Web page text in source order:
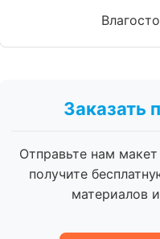
Заказать
Отправьте нам
получите
материалов